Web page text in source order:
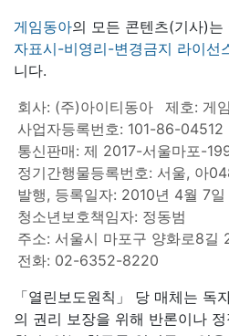
게임동아의 모든 콘텐츠(기사)는
자표시-비영리-변경금지 라이선
니다.
회사: (주)아이티동아
제호: 게
사업자등록번호: 101-86-04512
통신판매: 제 2017-서울마포-
정기간행물등록번호: 서울, 아
발행, 등록일자: 2010년 4월 7일
청소년보호책임자: 정동범
주소: 서울시 마포구 양화로8
전화: 02-6352-8220
「열린보도원칙」 당 매체는 독
의 권리 보장을 위해 반론이나